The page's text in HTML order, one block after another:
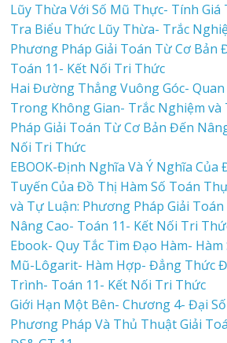
Lũy Thừa Với Số Mũ Thực- Tính Giá
Tra Biểu Thức Lũy Thừa- Trắc
Phương Pháp Giải Toán Từ Cơ Bản
Toán 11- Kết Nối Tri Thức
Hai Đường Thẳng Vuông Góc- Quan
Trong Không Gian- Trắc Nghiệm
Pháp Giải Toán Từ Cơ Bản Đến
Nối Tri Thức
EBOOK-Định Nghĩa Và Ý Nghĩa Của
Tuyến Của Đồ Thị Hàm Số Toán
và Tự Luận: Phương Pháp Giải
Nâng Cao- Toán 11- Kết Nối Tri
Ebook- Quy Tắc Tìm Đạo Hàm- Hàm
Mũ-Lôgarit- Hàm Hợp- Đẳng Thức
Trình- Toán 11- Kết Nối Tri Thức
Giới Hạn Một Bên- Chương 4- Đại Số
Phương Pháp Và Thủ Thuật Giải